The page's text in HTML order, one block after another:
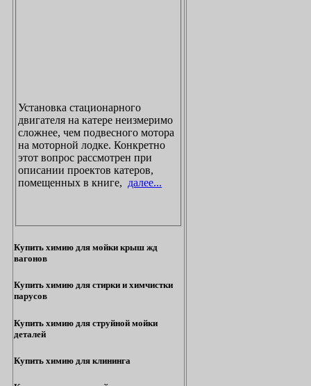
Установка стационарного
двигателя на катере неизмеримо
сложнее, чем подвесного мотора
на моторной лодке. Конкретно
этот вопрос рассмотрен при
описании проектов катеров,
помещенных в книге, далее...
Купить химию для мойки крыш жд
вагонов
Купить химию для стирки и химчистки
парусов
Купить химию для струйной мойки
деталей
Купить химию для клининга